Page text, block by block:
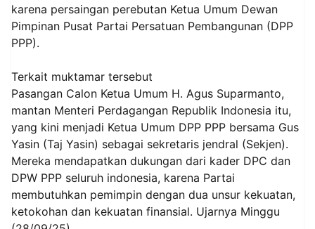
karena persaingan perebutan Ketua Umum Dewan
Pimpinan Pusat Partai Persatuan Pembangunan (DPP
PPP).
Terkait muktamar tersebut
Pasangan Calon Ketua Umum H. Agus Suparmanto,
mantan Menteri Perdagangan Republik Indonesia itu,
yang kini menjadi Ketua Umum DPP PPP bersama Gus
Yasin (Taj Yasin) sebagai sekretaris jendral (Sekjen).
Mereka mendapatkan dukungan dari kader DPC dan
DPW PPP seluruh indonesia, karena Partai
membutuhkan pemimpin dengan dua unsur kekuatan,
ketokohan dan kekuatan finansial. Ujarnya Minggu